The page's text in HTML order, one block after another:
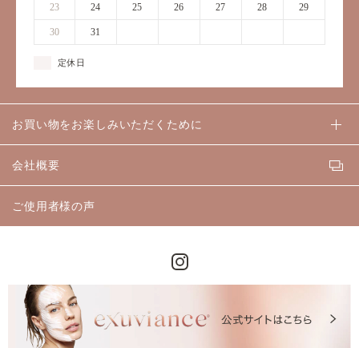
23 24 25 26 27 28 29
30 31
定休日
お買い物をお楽しみいただくために
会社概要
ご使用者様の声